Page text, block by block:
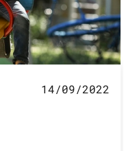
14/09/2022